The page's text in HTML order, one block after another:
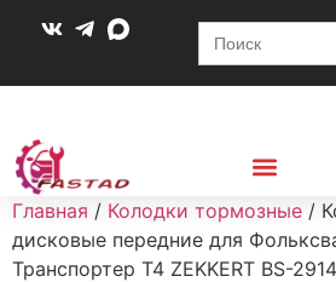
Search
for:
Главная / Колодки тормозные /
дисковые передние для
Транспортер Т4 ZEKKERT BS-2914